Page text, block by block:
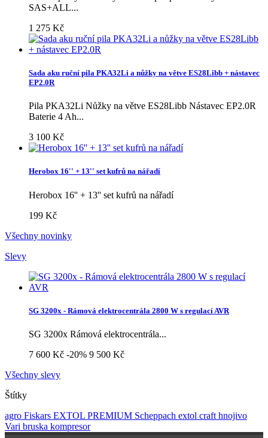
SAS+ALL...
1 275 Kč
Sada aku ruční pila PKA32Li a nůžky na větve ES28Libb + nástavec
EP2.0R
Pila PKA32Li Nůžky na větve ES28Libb Nástavec EP2.0R
Baterie 4 Ah...
3 100 Kč
Herobox 16'' + 13'' set kufrů na nářadí
Herobox 16'' + 13'' set kufrů na nářadí
199 Kč
Všechny novinky
Slevy
SG 3200x - Rámová elektrocentrála 2800 W s regulací AVR
SG 3200x Rámová elektrocentrála...
7 600 Kč -20% 9 500 Kč
Všechny slevy
Štítky
agro Fiskars EXTOL PREMIUM Scheppach extol craft hnojivo
Vari bruska kompresor